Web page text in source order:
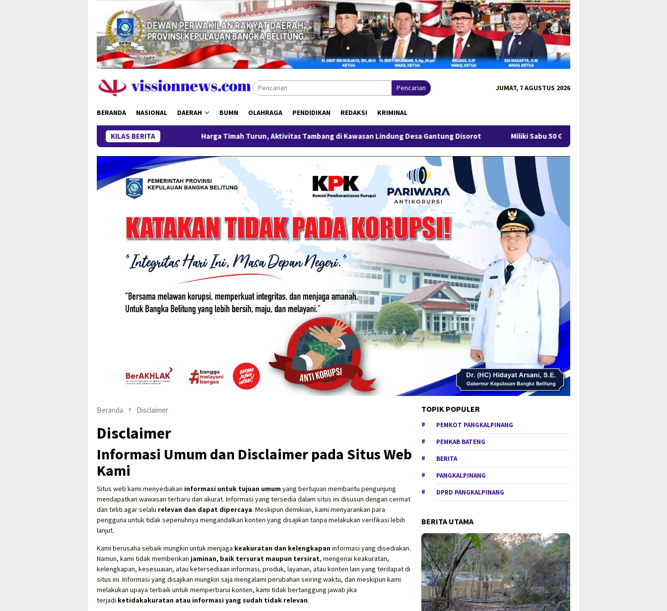
konten
Pencarian JUMAT, 7 AGUSTUS 2026
BERANDA NASIONAL DAERAH BUMN OLAHRAGA PENDIDIKAN REDAKSI KRIMINAL
KILAS BERITAHarga Timah Turun, Aktivitas Tambang di Kawasan Lindung Desa Gantung Disorot Miliki Sabu 50 Gram, IRT di Pangkalpinang Ditangkap
Beranda Disclaimer
Disclaimer
Informasi Umum dan Disclaimer pada Situs Web
Kami
Situs web kami menyediakan informasi untuk tujuan umumyang bertujuan membantu pengunjung
mendapatkan wawasan terbaru dan akurat. Informasi yang tersedia dalam situs ini disusun dengan cermat
dan teliti agar selalu relevan dan dapat dipercaya. Meskipun demikian, kami menyarankan para
pengguna untuk tidak sepenuhnya mengandalkan konten yang disajikan tanpa melakukan verifikasi lebih
lanjut.
Kami berusaha sebaik mungkin untuk menjaga keakuratan dan kelengkapaninformasi yang disediakan.
Namun, kami tidak memberikan jaminan, baik tersurat maupun tersirat, mengenai keakuratan,
kelengkapan, kesesuaian, atau ketersediaan informasi, produk, layanan, atau konten lain yang terdapat di
situs ini. Informasi yang disajikan mungkin saja mengalami perubahan seiring waktu, dan meskipun kami
melakukan upaya terbaik untuk memperbarui konten, kami tidak bertanggung jawab jika
terjadi ketidakakuratan atau informasi yang sudah tidak relevan.
TOPIK POPULER
PEMKOT PANGKALPINANG
PEMKAB BATENG
BERITA
PANGKALPINANG
DPRD PANGKALPINANG
BERITA UTAMA